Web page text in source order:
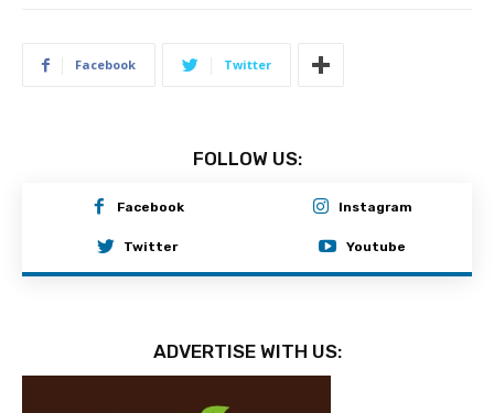
Facebook Twitter
FOLLOW US:
Facebook Instagram
Twitter Youtube
ADVERTISE WITH US: